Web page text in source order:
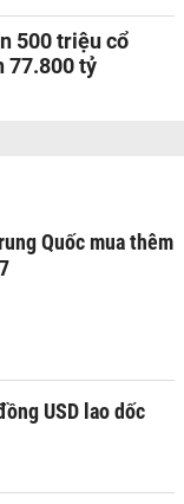
500 triệu cổ
77.800 tỷ
Quốc mua thêm
USD lao dốc